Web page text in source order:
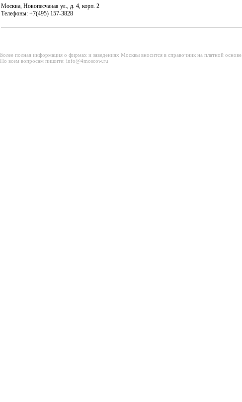
Москва, Новопесчаная ул., д. 4, корп. 2
Телефоны: +7(495) 157-3828
Более полная информация о фирмах и заведениях Москвы вносится в справочник на платной основе.
По всем вопросам пишите: info@4moscow.ru